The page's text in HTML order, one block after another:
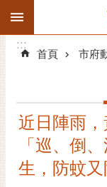
跳到主要內容區塊
搜
階
精彩府城
市府動態
:::
:::
首頁 市府
近日陣雨
「巡、倒
生，防蚊又